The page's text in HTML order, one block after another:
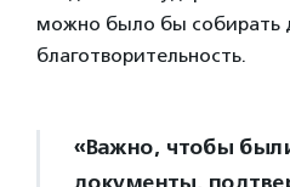
можно было бы собирать
благотворительность.
«Важно, чтобы